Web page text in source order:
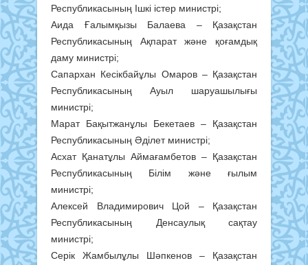
Республикасының Ішкі істер министрі;
Аида Ғалымқызы Балаева – Қазақстан
Республикасының Ақпарат және қоғамдық
даму министрі;
Сапархан Кесікбайұлы Омаров – Қазақстан
Республикасының Ауыл шаруашылығы
министрі;
Марат Бақытжанұлы Бекетаев – Қазақстан
Республикасының Әділет министрі;
Асхат Қанатұлы Аймағамбетов – Қазақстан
Республикасының Білім және ғылым
министрі;
Алексей Владимирович Цой – Қазақстан
Республикасының Денсаулық сақтау
министрі;
Серік Жамбылұлы Шәпкенов – Қазақстан